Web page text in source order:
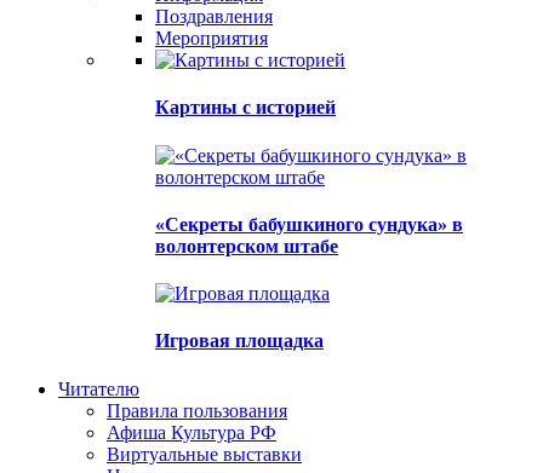
Поздравления
Мероприятия
Картины с историей
«Секреты бабушкиного сундука» в
волонтерском штабе
Игровая площадка
Читателю
Правила пользования
Афиша Культура РФ
Виртуальные выставки